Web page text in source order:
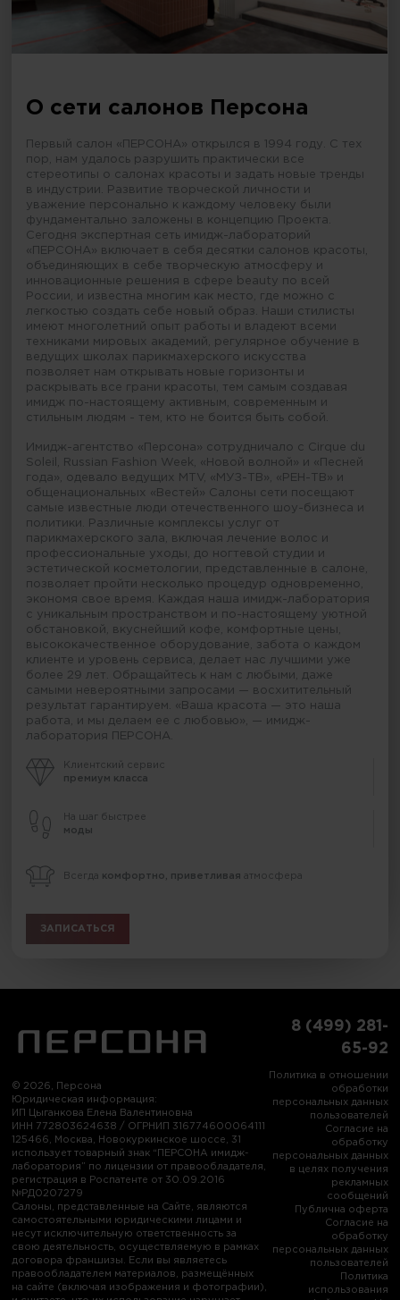
О сети салонов Персона
Первый салон «ПЕРСОНА» открылся в 1994 году. С тех
пор, нам удалось разрушить практически все
стереотипы о салонах красоты и задать новые тренды
в индустрии. Развитие творческой личности и
уважение персонально к каждому человеку были
фундаментально заложены в концепцию Проекта.
Сегодня экспертная сеть имидж-лабораторий
«ПЕРСОНА» включает в себя десятки салонов красоты,
объединяющих в себе творческую атмосферу и
инновационные решения в сфере beauty по всей
России, и известна многим как место, где можно с
легкостью создать себе новый образ. Наши стилисты
имеют многолетний опыт работы и владеют всеми
техниками мировых академий, регулярное обучение в
ведущих школах парикмахерского искусства
позволяет нам открывать новые горизонты и
раскрывать все грани красоты, тем самым создавая
имидж по-настоящему активным, современным и
стильным людям - тем, кто не боится быть собой.
Имидж-агентство «Персона» сотрудничало с Cirque du
Soleil, Russian Fashion Week, «Новой волной» и «Песней
года», одевало ведущих MTV, «МУЗ-ТВ», «РЕН-ТВ» и
общенациональных «Вестей» Салоны сети посещают
самые известные люди отечественного шоу-бизнеса и
политики. Различные комплексы услуг от
парикмахерского зала, включая лечение волос и
профессиональные уходы, до ногтевой студии и
эстетической косметологии, представленные в салоне,
позволяет пройти несколько процедур одновременно,
экономя свое время. Каждая наша имидж-лаборатория
с уникальным пространством и по-настоящему уютной
обстановкой, вкуснейший кофе, комфортные цены,
высококачественное оборудование, забота о каждом
клиенте и уровень сервиса, делает нас лучшими уже
более 29 лет. Обращайтесь к нам с любыми, даже
самыми невероятными запросами — восхитительный
результат гарантируем. «Ваша красота — это наша
работа, и мы делаем ее с любовью», — имидж-
лаборатория ПЕРСОНА.
Клиентский сервис
премиум класса
На шаг быстрее
моды
Всегда комфортно, приветливая атмосфера
ЗАПИСАТЬСЯ
© 2026, Персона
Юридическая информация:
ИП Цыганкова Елена Валентиновна
ИНН 772803624638 / ОГРНИП 316774600064111
125466, Москва, Новокуркинское шоссе, 31
использует товарный знак “ПЕРСОНА имидж-
лаборатория” по лицензии от правообладателя,
регистрация в Роспатенте от 30.09.2016
№РД0207279
Салоны, представленные на Сайте, являются
самостоятельными юридическими лицами и
несут исключительную ответственность за
свою деятельность, осуществляемую в рамках
договора франшизы. Если вы являетесь
правообладателем материалов, размещённых
на сайте (включая изображения и фотографии),
8 (499) 281-
65-92
Политика в отношении
обработки
персональных данных
пользователей
Согласие на
обработку
персональных данных
в целях получения
рекламных
сообщений
Публична оферта
Согласие на
обработку
персональных данных
пользователей
Политика
использования